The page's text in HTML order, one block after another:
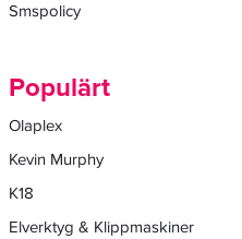
Smspolicy
Populärt
Olaplex
Kevin Murphy
K18
Elverktyg & Klippmaskiner